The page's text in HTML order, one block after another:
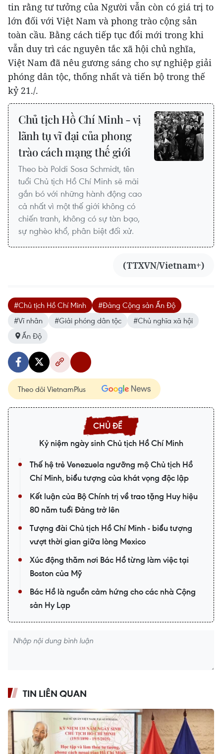
tin rằng tư tưởng của Người vẫn còn có giá trị to
lớn đối với Việt Nam và phong trào cộng sản
toàn cầu. Bằng cách tiếp tục đổi mới trong khi
vẫn duy trì các nguyên tắc xã hội chủ nghĩa,
Việt Nam đã nêu gương sáng cho sự nghiệp giải
phóng dân tộc, thống nhất và tiến bộ trong thế
kỷ 21./.
Chủ tịch Hồ Chí Minh - vị
lãnh tụ vĩ đại của phong
trào cách mạng thế giới
Theo bà Poldi Sosa Schmidt, tên
tuổi Chủ tịch Hồ Chí Minh sẽ mãi
gắn bó với những hành động cao
cả nhất vì một thế giới không có
chiến tranh, không có sự tàn bạo,
sự nghèo khổ, phân biệt đối xử.
(TTXVN/Vietnam+)
#Chủ tịch Hồ Chí Minh
#Đảng Cộng sản Ấn Độ
#Vĩ nhân
#Giải phóng dân tộc
#Chủ nghĩa xã hội
Ấn Độ
Theo dõi VietnamPlus
Kỷ niệm ngày sinh Chủ tịch Hồ Chí Minh
Thế hệ trẻ Venezuela ngưỡng mộ Chủ tịch Hồ
Chí Minh, biểu tượng của khát vọng độc lập
Kết luận của Bộ Chính trị về trao tặng Huy hiệu
80 năm tuổi Đảng trở lên
Tượng đài Chủ tịch Hồ Chí Minh - biểu tượng
vượt thời gian giữa lòng Mexico
Xúc động thăm nơi Bác Hồ từng làm việc tại
Boston của Mỹ
Bác Hồ là nguồn cảm hứng cho các nhà Cộng
sản Hy Lạp
TIN LIÊN QUAN